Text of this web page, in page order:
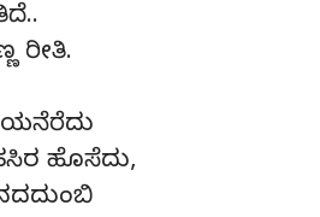
ರೀತಿ.
ಹೊಸೆದು,